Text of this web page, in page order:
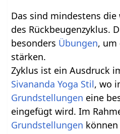
Das sind mindestens
des Rückbeugenzyklus.
besonders Übungen, um
stärken.
Zyklus ist ein Ausdruck
Sivananda Yoga Stil, wo
Grundstellungen eine
eingefügt wird. Im
Grundstellungen